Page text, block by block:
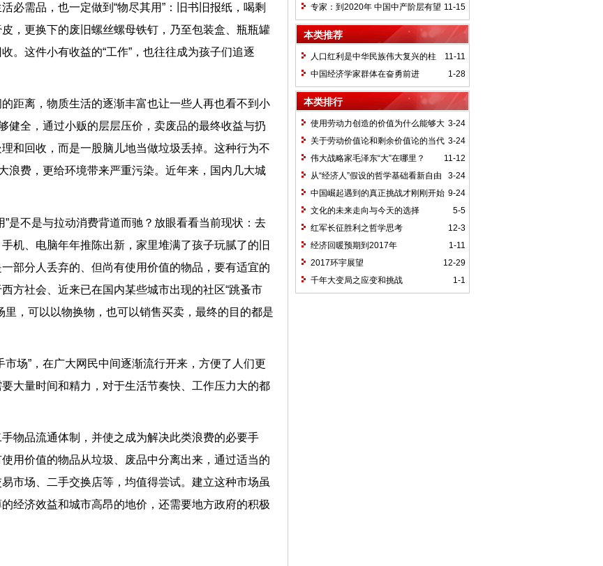
必需品，也一定做到“物尽其用”：旧书旧报纸，喝剩
，更换下的废旧螺丝螺母铁钉，乃至包装盒、瓶瓶罐
。这件小有收益的“工作”，也往往成为孩子们追逐
距离，物质生活的逐渐丰富也让一些人再也看不到小
健全，通过小贩的层层压价，卖废品的最终收益与扔
和回收，而是一股脑儿地当做垃圾丢掉。这种行为不
浪费，更给环境带来严重污染。近年来，国内几大城
”是不是与拉动消费背道而驰？放眼看看当前现状：去
机、电脑年年推陈出新，家里堆满了孩子玩腻了的旧
部分人丢弃的、但尚有使用价值的物品，要有适宜的
方社会、近来已在国内某些城市出现的社区“跳蚤市
里，可以以物换物，也可以销售买卖，最终的目的都是
场”，在广大网民中间逐渐流行开来，方便了人们更
大量时间和精力，对于生活节奏快、工作压力大的都
物品流通体制，并使之成为解决此类浪费的必要手
用价值的物品从垃圾、废品中分离出来，通过适当的
市场、二手交换店等，均值得尝试。建立这种市场虽
经济效益和城市高昂的地价，还需要地方政府的积极
11-15
专家：到2020年 中国中产阶层有望
达4亿人
本类推荐
11-11
人口红利是中华民族伟大复兴的柱
石
1-28
中国经济学家群体在奋勇前进
本类排行
3-24
使用劳动力创造的价值为什么能够大
于它自身价值
3-24
关于劳动价值论和剩余价值论的当代
思考
11-12
伟大战略家毛泽东“大”在哪里？
3-24
从“经济人”假设的哲学基础看新自由
主义的本质
9-24
中国崛起遇到的真正挑战才刚刚开始
5-5
文化的未来走向与今天的选择
12-3
红军长征胜利之哲学思考
1-11
经济回暖预期到2017年
12-29
2017环宇展望
1-1
千年大变局之应变和挑战